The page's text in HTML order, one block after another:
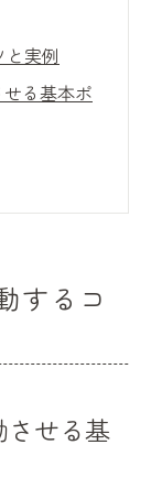
実例
る基本ポ
る工夫を
ダ菜園配
術
菜園を簡
するコ
させる基